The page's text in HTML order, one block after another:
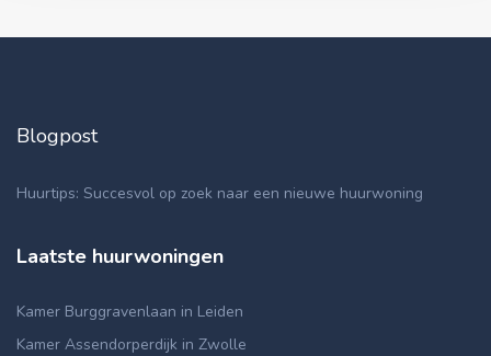
Blogpost
Huurtips: Succesvol op zoek naar een nieuwe huurwoning
Laatste huurwoningen
Kamer Burggravenlaan in Leiden
Kamer Assendorperdijk in Zwolle